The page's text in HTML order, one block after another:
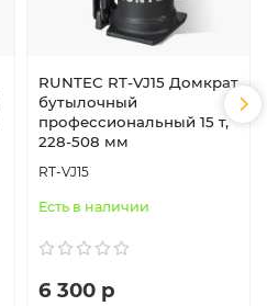
RUNTEC RT-VJ15 Домкрат
бутылочный
профессиональный 15 т,
228-508 мм
RT-VJ15
Есть в наличии
6 300 р